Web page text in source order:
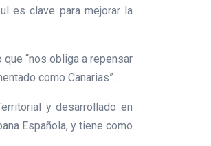
es clave para mejorar la
“nos obliga a repensar
como Canarias”.
y desarrollado en
Española, y tiene como